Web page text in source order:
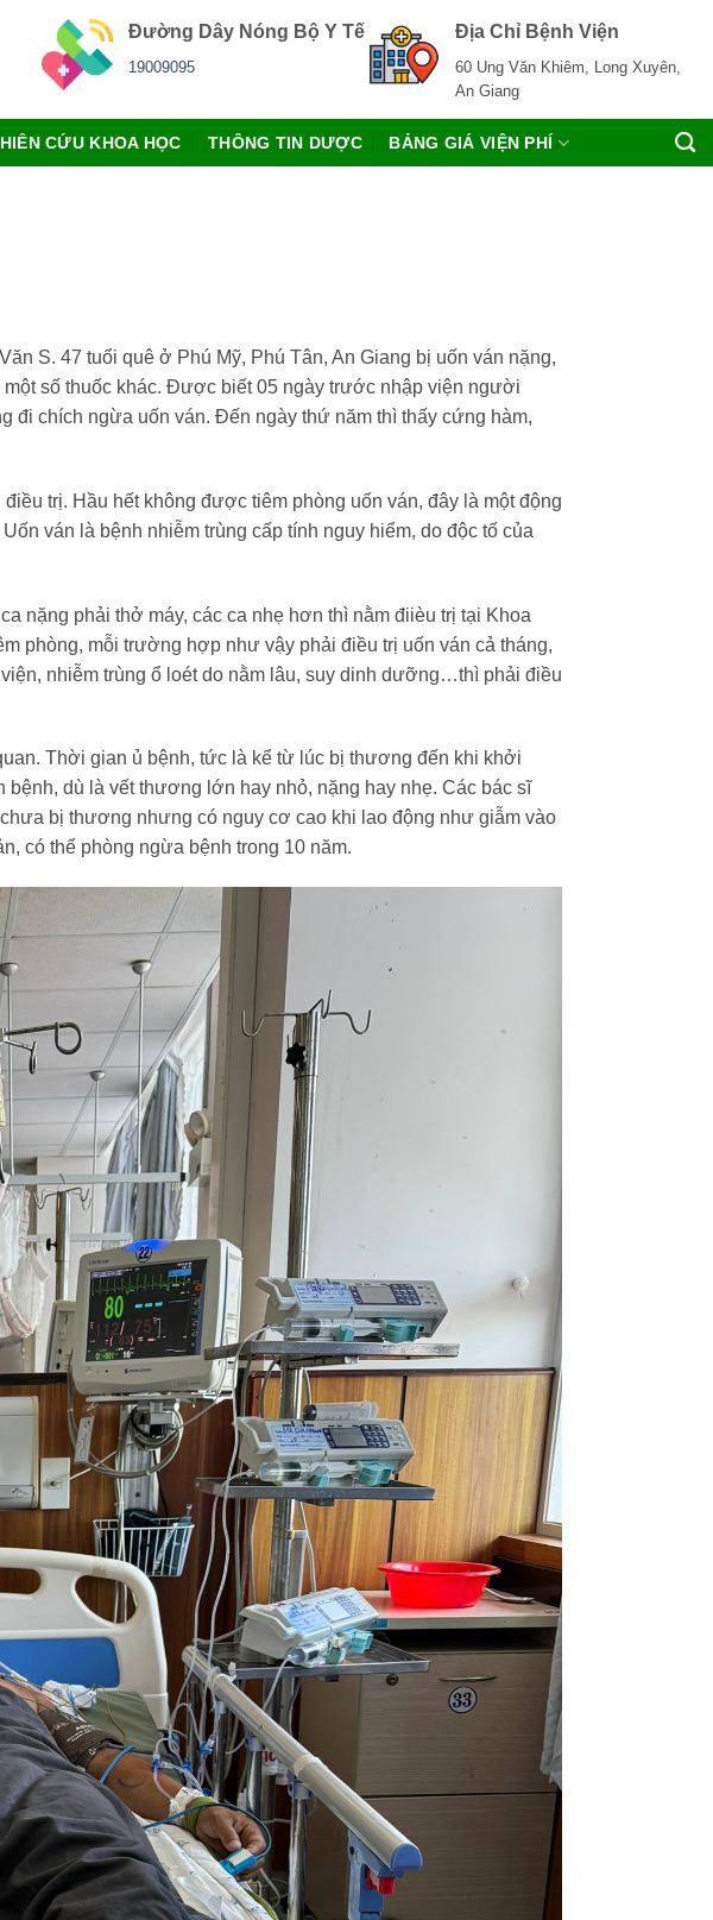
Đường Dây Nóng Bộ Y Tế
19009095
Địa Chỉ Bệnh Viện
60 Ung Văn Khiêm, Long Xuyên,
An Giang
CỨU KHOA HỌC THÔNG TIN DƯỢC BẢNG GIÁ VIỆN PHÍ
S. 47 tuổi quê ở Phú Mỹ, Phú Tân, An Giang bị uốn ván nặng,
số thuốc khác. Được biết 05 ngày trước nhập viện người
đi chích ngừa uốn ván. Đến ngày thứ năm thì thấy cứng hàm,
trị. Hầu hết không được tiêm phòng uốn ván, đây là một động
ván là bệnh nhiễm trùng cấp tính nguy hiểm, do độc tố của
nặng phải thở máy, các ca nhẹ hơn thì nằm điièu trị tại Khoa
phòng, mỗi trường hợp như vậy phải điều trị uốn ván cả tháng,
nhiễm trùng ổ loét do nằm lâu, suy dinh dưỡng…thì phải điều
Thời gian ủ bệnh, tức là kể từ lúc bị thương đến khi khởi
dù là vết thương lớn hay nhỏ, nặng hay nhẹ. Các bác sĩ
bị thương nhưng có nguy cơ cao khi lao động như giẫm vào
có thể phòng ngừa bệnh trong 10 năm.